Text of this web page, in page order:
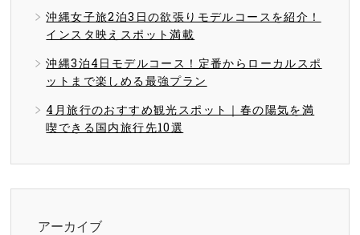
沖縄女子旅2泊3日の欲張りモデルコースを紹介！
インスタ映えスポット満載
沖縄3泊4日モデルコース！定番からローカルスポ
ットまで楽しめる最強プラン
4月旅行のおすすめ観光スポット｜春の陽気を満
喫できる国内旅行先10選
アーカイブ